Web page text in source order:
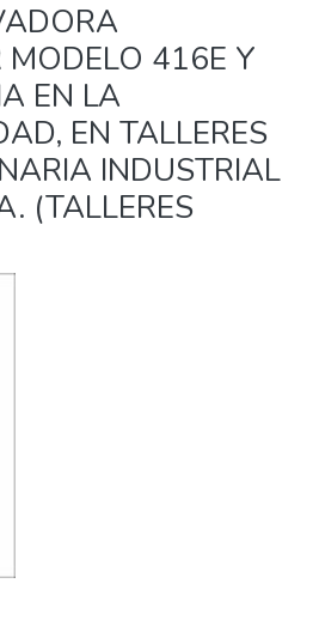
MODELO 416E Y
EN LA
EN TALLERES
INDUSTRIAL
(TALLERES